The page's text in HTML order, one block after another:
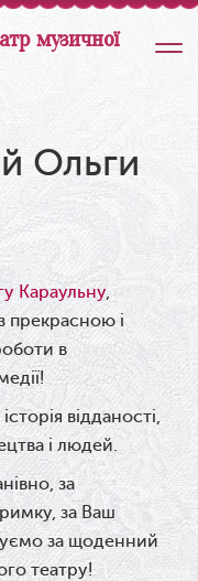
музичної
Ольги
Караульну,
прекрасною і
в
відданості,
і людей.
за
за Ваш
за щоденний
театру!